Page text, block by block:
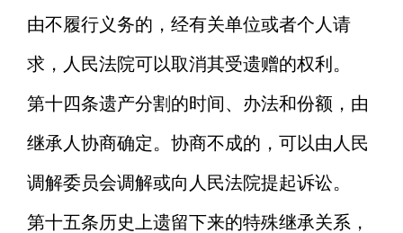
由不履行义务的，经有关单位或者个人请
求，人民法院可以取消其受遗赠的权利。
第十四条遗产分割的时间、办法和份额，由
继承人协商确定。协商不成的，可以由人民
调解委员会调解或向人民法院提起诉讼。
第十五条历史上遗留下来的特殊继承关系，